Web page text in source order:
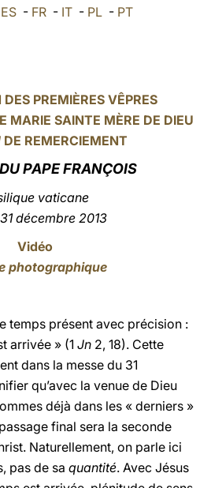
العربيّة ES - FR - IT - PL - PT
PREMIÈRES VÊPRES
MARIE SAINTE MÈRE DE DIEU
DE REMERCIEMENT
PAPE FRANÇOIS
vaticane
décembre 2013
Vidéo
photographique
temps présent avec précision :
arrivée » (1 Jn 2, 18). Cette
dans la messe du 31
qu’avec la venue de Dieu
déjà dans les « derniers »
final sera la seconde
Naturellement, on parle ici
pas de sa quantité. Avec Jésus